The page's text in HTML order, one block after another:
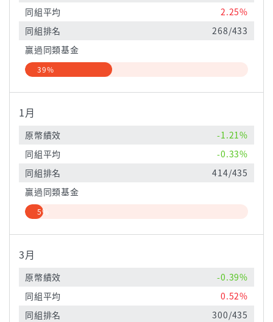
同組平均
2.25%
同組排名
268/433
贏過同類基金
39%
1月
原幣績效
-1.21%
同組平均
-0.33%
同組排名
414/435
贏過同類基金
5%
3月
原幣績效
-0.39%
同組平均
0.52%
同組排名
300/435